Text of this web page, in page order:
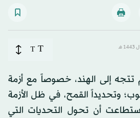
T
T
تتجه إلى الهند، خصوصاً مع أزمة
وتحديداً القمح، في ظل الأزمة
استطاعت أن تحول التحديات التي